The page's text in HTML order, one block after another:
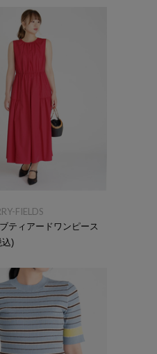
FIELDS
ティアードワンピース
込)